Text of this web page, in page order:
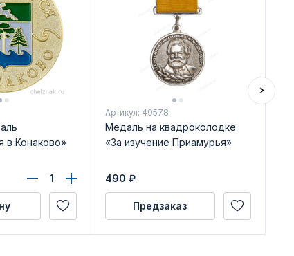
в Конаково»
Артикул: 49578
Медаль на квадроколодке
«За изучение Приамурья»
490 ₽
Предзаказ